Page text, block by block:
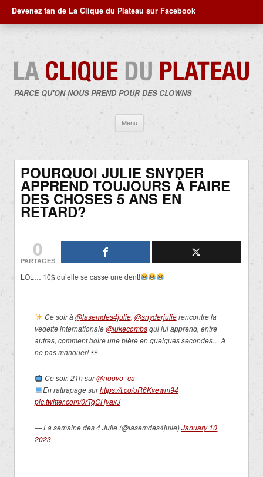
Devenez fan de La Clique du Plateau sur Facebook
PARCE QU'ON NOUS PREND POUR DES CLOWNS
Menu
contenu
POURQUOI JULIE SNYDER
APPREND TOUJOURS À FAIRE
DES CHOSES 5 ANS EN
RETARD?
0
PARTAGES
LOL… 10$ qu’elle se casse une dent!
Ce soir à@lasemdes4julie, @snyderjulierencontre la
vedette internationale@lukecombsqui lui apprend, entre
autres, comment boire une bière en quelques secondes… à
ne pas manquer!
Ce soir, 21h sur@noovo_ca
En rattrapage surhttps://t.co/uR6Kvewm94
pic.twitter.com/0rTgCHyaxJ
— La semaine des 4 Julie (@lasemdes4julie)January 10,
2023